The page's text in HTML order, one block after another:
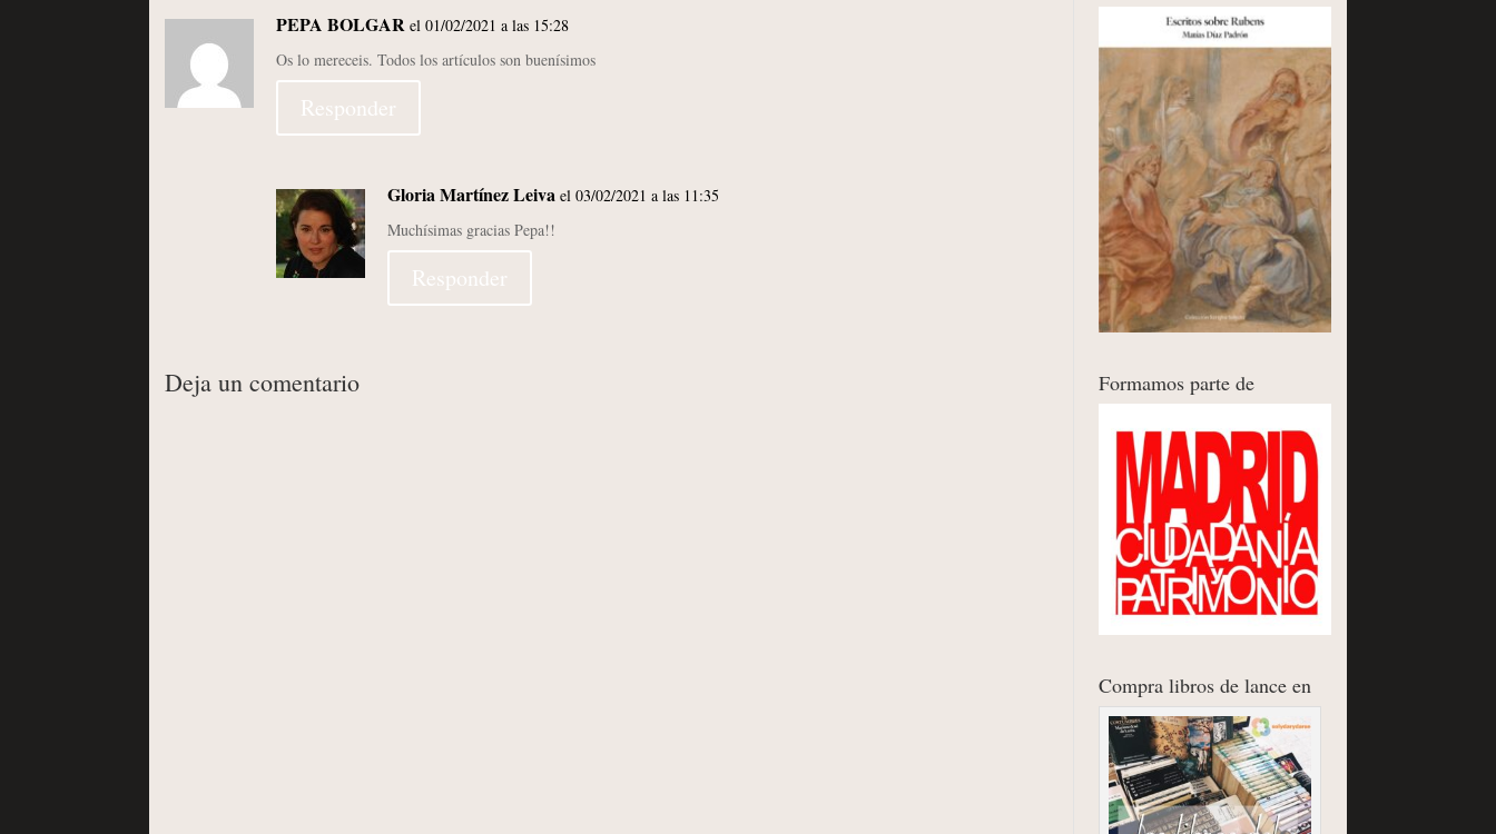
PEPA BOLGAR el 01/02/2021 a las 15:28
Os lo mereceis. Todos los artículos son buenísimos
Responder
Gloria Martínez Leiva el 03/02/2021 a las 11:35
Muchísimas gracias Pepa!!
Responder
Deja un comentario Formamos parte de
Compra libros de lance en